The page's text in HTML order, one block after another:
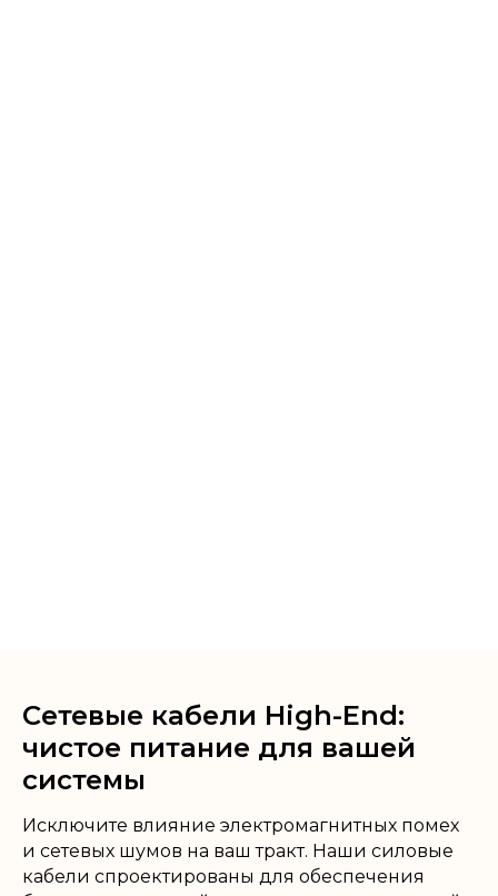
Сетевые кабели High-End:
чистое питание для вашей
системы
Исключите влияние электромагнитных помех
и сетевых шумов на ваш тракт. Наши силовые
кабели спроектированы для обеспечения